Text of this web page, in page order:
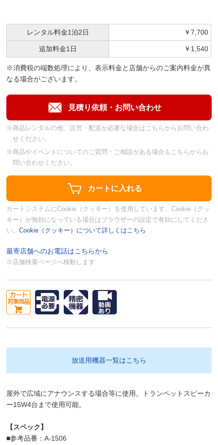
レンタル料金1泊2日 ￥7,700
追加料金1日 ￥1,540
※消費税の端数処理により、表示料金と店舗からのご案内料金が異
なる場合がございます。
※商品レンタルの他、設営・配送が必要な場合はこちらからお問い合わ
せください。
※商品やイベントについてのご質問・ご相談がある場合もこちらからお
問い合わせください。
カートシステムにCookie（クッキー）を使用しています。Cookie（クッ
キー）が無効になっている場合はブラウザーの設定で有効にしてくださ
い。Cookie（クッキー）について詳しくはこちら
最寄店舗へのお電話はこちらから
※店舗検索ページへ移動します
放送用機器一覧はこちら
屋外で広域にアナウンスする場合等に使用。トランペットスピーカ
ー15W4台まで使用可能。
【スペック】
■参考品番：A-1506